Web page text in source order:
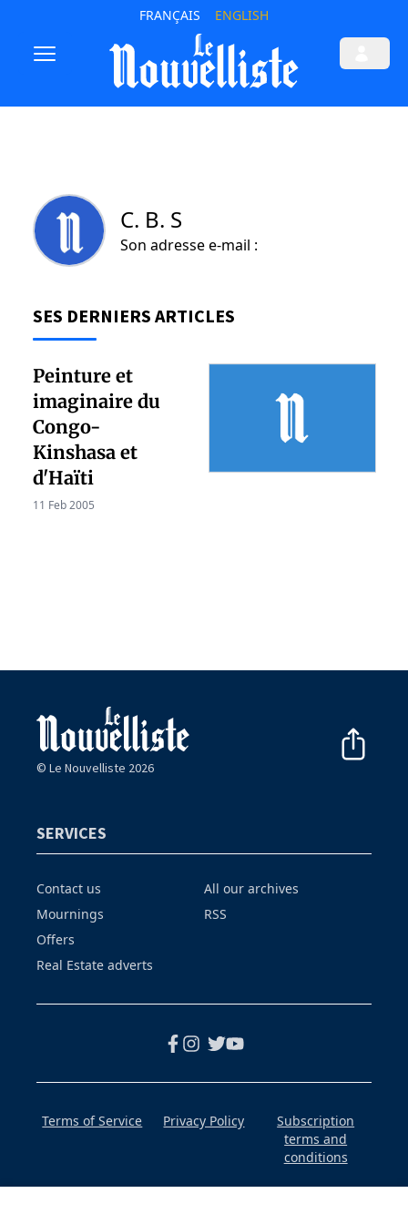
FRANÇAIS ENGLISH
C. B. S
Son adresse e-mail :
SES DERNIERS ARTICLES
Peinture et
imaginaire du
Congo-
Kinshasa et
d'Haïti
11 Feb 2005
© Le Nouvelliste 2026
SERVICES
Contact us
Mournings
Offers
Real Estate adverts
All our archives
RSS
Terms of Service Privacy Policy
Subscription
terms and
conditions